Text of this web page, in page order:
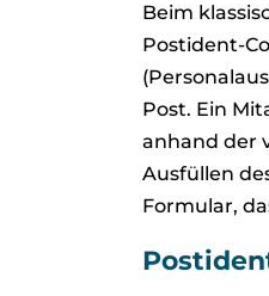
Beim
Postident-
Post. Ein
anhand der
Ausfüllen
Formular,